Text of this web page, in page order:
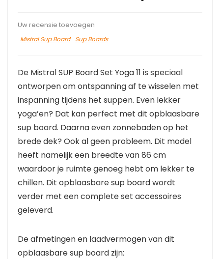
Uw recensie toevoegen
Mistral Sup Board
Sup Boards
De Mistral SUP Board Set Yoga 11 is speciaal
ontworpen om ontspanning af te wisselen met
inspanning tijdens het suppen. Even lekker
yoga’en? Dat kan perfect met dit opblaasbare
sup board. Daarna even zonnebaden op het
brede dek? Ook al geen probleem. Dit model
heeft namelijk een breedte van 86 cm
waardoor je ruimte genoeg hebt om lekker te
chillen. Dit opblaasbare sup board wordt
verder met een complete set accessoires
geleverd.
De afmetingen en laadvermogen van dit
opblaasbare sup board zijn: